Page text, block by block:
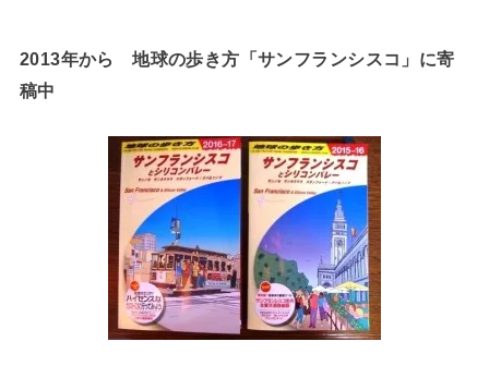
2013年から 地球の歩き方「サンフランシスコ」に寄
稿中